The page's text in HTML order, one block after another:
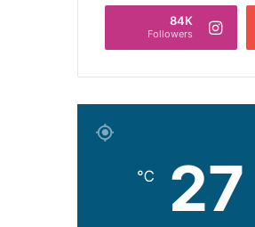
84K
Followers
27
℃